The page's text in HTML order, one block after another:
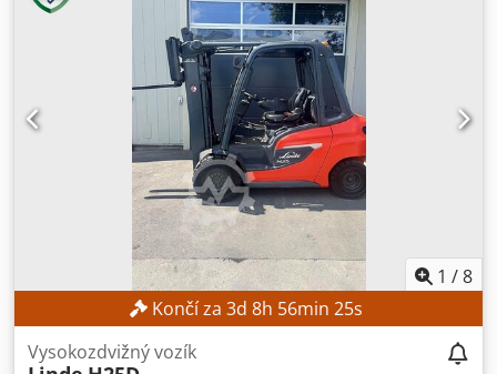
1 /8
Končí za 3d 8h 56min 22s
Vysokozdvižný vozík